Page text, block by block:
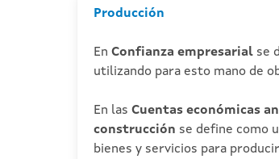
Producción
En Confianza empresarial se
utilizando para esto mano de
En las Cuentas económicas
construcción se define como
bienes y servicios para